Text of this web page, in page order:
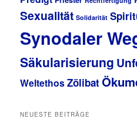
Sexualität Solidarität
Synodaler
Säkularisierung
WeltethosZölibat
NEUESTE BEITRÄGE